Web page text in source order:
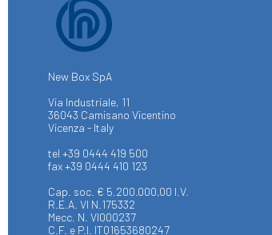
New Box SpA
Via Industriale, 11
36043 Camisano Vicentino
Vicenza - Italy
tel +39 0444 419 500
fax +39 0444 410 123
Cap. soc. € 5.200.000,00 I.V.
R.E.A. VI N.175332
Mecc. N. VI000237
C.F. e P.I. IT01653680247